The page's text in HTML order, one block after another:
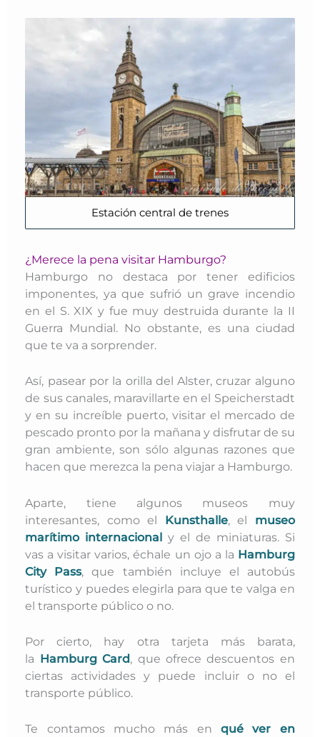
Estación central de trenes
¿Merece la pena visitar Hamburgo?
Hamburgo no destaca por tener edificios
imponentes, ya que sufrió un grave incendio
en el S. XIX y fue muy destruida durante la II
Guerra Mundial. No obstante, es una ciudad
que te va a sorprender.
Así, pasear por la orilla del Alster, cruzar alguno
de sus canales, maravillarte en el Speicherstadt
y en su increíble puerto, visitar el mercado de
pescado pronto por la mañana y disfrutar de su
gran ambiente, son sólo algunas razones que
hacen que merezca la pena viajar a Hamburgo.
Aparte, tiene algunos museos muy
interesantes, como el Kunsthalle, el museo
marítimo internacional y el de miniaturas. Si
vas a visitar varios, échale un ojo a la Hamburg
City Pass, que también incluye el autobús
turístico y puedes elegirla para que te valga en
el transporte público o no.
Por cierto, hay otra tarjeta más barata,
la Hamburg Card, que ofrece descuentos en
ciertas actividades y puede incluir o no el
transporte público.
Te contamos mucho más enqué ver en